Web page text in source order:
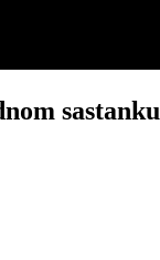
sastanku